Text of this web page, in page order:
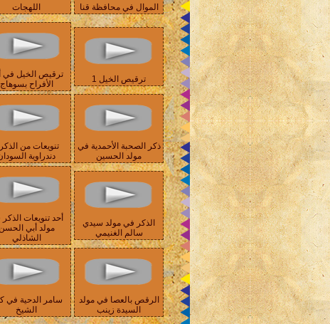
الموال في محافظة قنا اللهجات
ترقيص الخيل 1
ترقيص الخيل في
الأفراح بسوهاج
ذكر الصحبة الأحمدية في
مولد الحسين
تنويعات من
دندراوية
الذكر في مولد سيدي
سالم الغنيمي
أحد تنويعات
مولد أبي الحسن
الشاذلي
الرقص بالعصا في مولد
السيدة زينب
سامر الدحية في
الشيخ